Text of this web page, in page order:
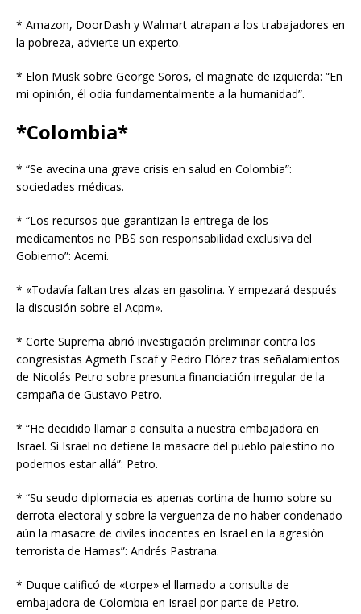
* Amazon, DoorDash y Walmart atrapan a los trabajadores en
la pobreza, advierte un experto.
* Elon Musk sobre George Soros, el magnate de izquierda: “En
mi opinión, él odia fundamentalmente a la humanidad”.
*Colombia*
* “Se avecina una grave crisis en salud en Colombia”:
sociedades médicas.
* “Los recursos que garantizan la entrega de los
medicamentos no PBS son responsabilidad exclusiva del
Gobierno”: Acemi.
* «Todavía faltan tres alzas en gasolina. Y empezará después
la discusión sobre el Acpm».
* Corte Suprema abrió investigación preliminar contra los
congresistas Agmeth Escaf y Pedro Flórez tras señalamientos
de Nicolás Petro sobre presunta financiación irregular de la
campaña de Gustavo Petro.
* “He decidido llamar a consulta a nuestra embajadora en
Israel. Si Israel no detiene la masacre del pueblo palestino no
podemos estar allá”: Petro.
* “Su seudo diplomacia es apenas cortina de humo sobre su
derrota electoral y sobre la vergüenza de no haber condenado
aún la masacre de civiles inocentes en Israel en la agresión
terrorista de Hamas”: Andrés Pastrana.
* Duque calificó de «torpe» el llamado a consulta de
embajadora de Colombia en Israel por parte de Petro.